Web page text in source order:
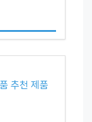
추천 제품